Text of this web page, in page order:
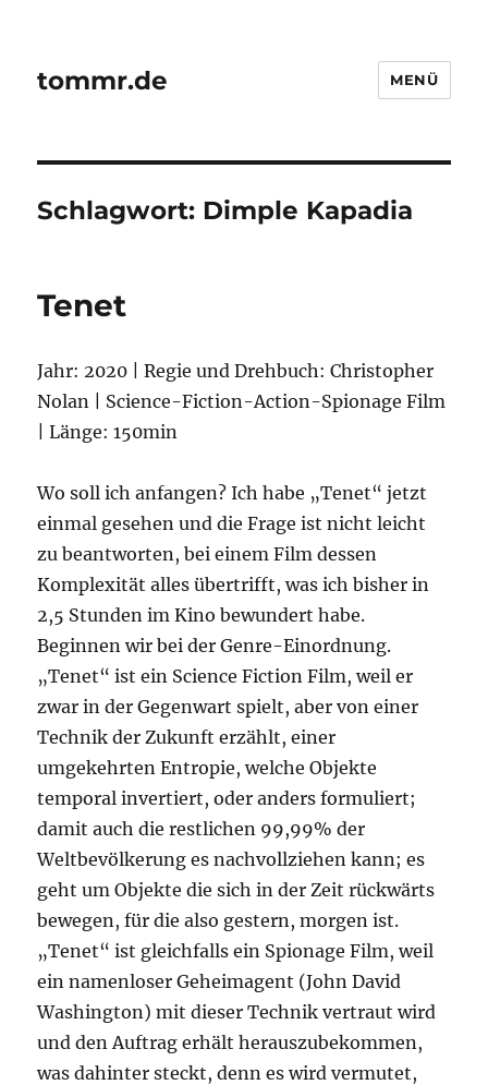
tommr.de MENÜ
Schlagwort: Dimple Kapadia
Tenet
Jahr: 2020 | Regie und Drehbuch: Christopher
Nolan | Science-Fiction-Action-Spionage Film
| Länge: 150min
Wo soll ich anfangen? Ich habe „Tenet“ jetzt
einmal gesehen und die Frage ist nicht leicht
zu beantworten, bei einem Film dessen
Komplexität alles übertrifft, was ich bisher in
2,5 Stunden im Kino bewundert habe.
Beginnen wir bei der Genre-Einordnung.
„Tenet“ ist ein Science Fiction Film, weil er
zwar in der Gegenwart spielt, aber von einer
Technik der Zukunft erzählt, einer
umgekehrten Entropie, welche Objekte
temporal invertiert, oder anders formuliert;
damit auch die restlichen 99,99% der
Weltbevölkerung es nachvollziehen kann; es
geht um Objekte die sich in der Zeit rückwärts
bewegen, für die also gestern, morgen ist.
„Tenet“ ist gleichfalls ein Spionage Film, weil
ein namenloser Geheimagent (John David
Washington) mit dieser Technik vertraut wird
und den Auftrag erhält herauszubekommen,
was dahinter steckt, denn es wird vermutet,